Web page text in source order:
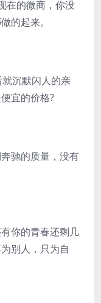
在的微商，你没
的起来。
沉默闪人的亲
宜的价格?
驰的质量，没有
你的青春还剩几
别人，只为自